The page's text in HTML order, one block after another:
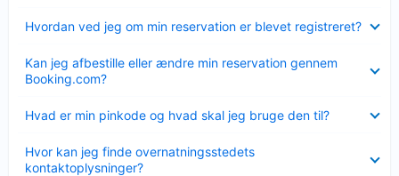
Hvordan ved jeg om min reservation er blevet registreret?
Kan jeg afbestille eller ændre min reservation gennem
Booking.com?
Hvad er min pinkode og hvad skal jeg bruge den til?
Hvor kan jeg finde overnatningsstedets
kontaktoplysninger?